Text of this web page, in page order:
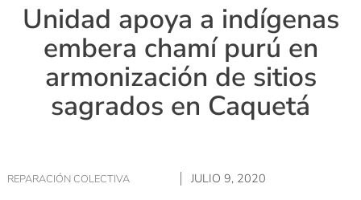
Unidad apoya a indígenas
embera chamí purú en
armonización de sitios
sagrados en Caquetá
REPARACIÓN COLECTIVA JULIO 9, 2020